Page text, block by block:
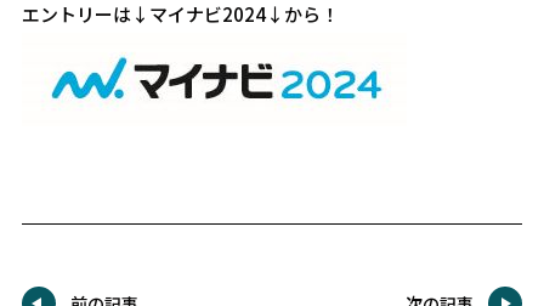
エントリーは↓マイナビ2024↓から！